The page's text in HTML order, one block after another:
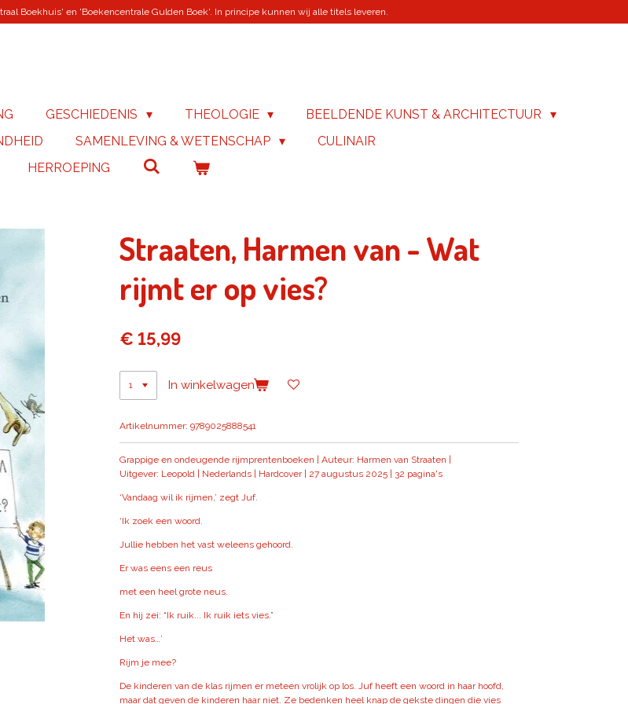
Boekhuis' en 'Boekencentrale Gulden Boek'. In principe kunnen wij alle titels leveren.
GESCHIEDENIS THEOLOGIE
BEELDENDE KUNST & ARCHITECTUUR
SAMENLEVING & WETENSCHAP
CULINAIR
HERROEPING
Straaten, Harmen van - Wat
rijmt er op vies?
€ 15,99
In winkelwagen
Artikelnummer: 9789025888541
Grappige en ondeugende rijmprentenboeken | Auteur: Harmen van Straaten |
Uitgever: Leopold | Nederlands | Hardcover | 27 augustus 2025 | 32 pagina's
‘Vandaag wil ik rijmen,’ zegt Juf.
‘Ik zoek een woord.
Jullie hebben het vast weleens gehoord.
Er was eens een reus
met een heel grote neus.
En hij zei: “Ik ruik... Ik ruik iets vies.”
Het was…’
Rijm je mee?
De kinderen van de klas rijmen er meteen vrolijk op los. Juf heeft een woord in haar hoofd,
maar dat geven de kinderen haar niet. Ze bedenken heel knap de gekste dingen die vies